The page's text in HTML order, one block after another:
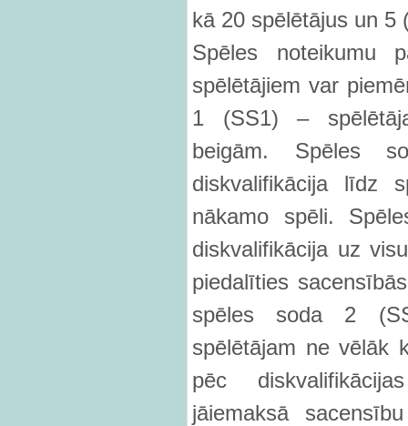
kā 20 spēlētājus un 5
Spēles noteikumu
spēlētājiem var
1 (SS1) –
beigām. Spēles
diskvalifikācija līdz
nākamo spēli.
diskvalifikācija uz
piedalīties
spēles soda 2
spēlētājam ne vēlāk
pēc
jāiemaksā